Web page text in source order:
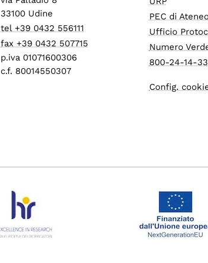
33100 Udine
tel +39 0432 556111
fax +39 0432 507715
p.iva 01071600306
c.f. 80014550307
PEC di Ateneo
Ufficio
Numero
800-24-14-33
Config.